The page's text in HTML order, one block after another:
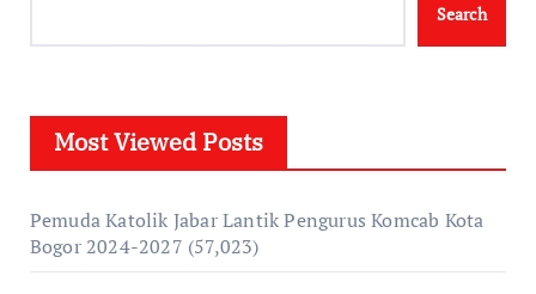
Search
Most Viewed Posts
Pemuda Katolik Jabar Lantik Pengurus Komcab Kota
Bogor 2024-2027 (57,023)